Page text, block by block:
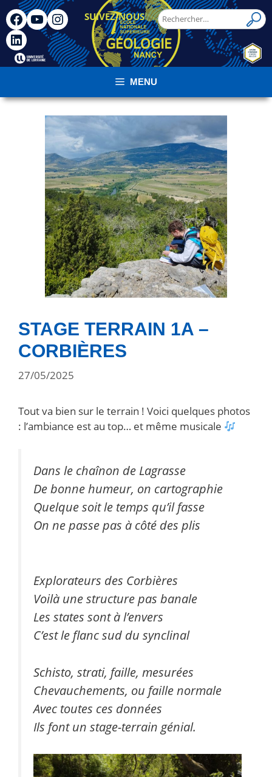
SUIVEZ-NOUS
!
MENU
STAGE TERRAIN 1A –
CORBIÈRES
27/05/2025
Tout va bien sur le terrain ! Voici quelques photos
: l’ambiance est au top… et même musicale
Dans le chaînon de Lagrasse
De bonne humeur, on cartographie
Quelque soit le temps qu’il fasse
On ne passe pas à côté des plis
Explorateurs des Corbières
Voilà une structure pas banale
Les states sont à l’envers
C’est le flanc sud du synclinal
Schisto, strati, faille, mesurées
Chevauchements, ou faille normale
Avec toutes ces données
Ils font un stage-terrain génial.